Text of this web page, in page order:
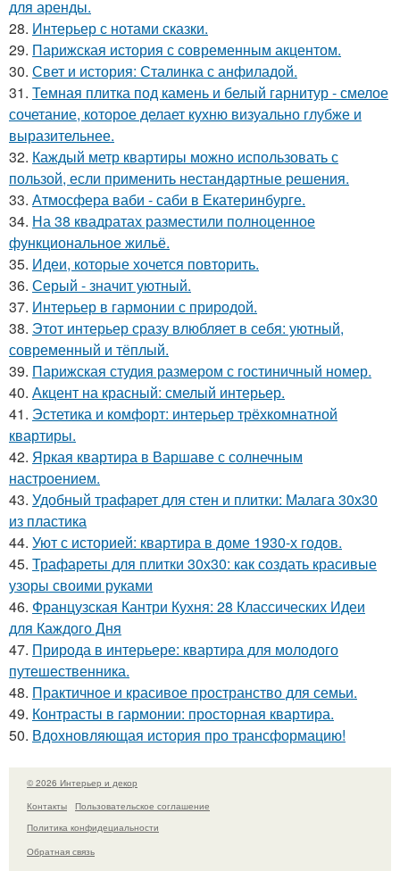
для аренды.
28. Интерьер с нотами сказки.
29. Парижская история с современным акцентом.
30. Свет и история: Сталинка с анфиладой.
31. Темная плитка под камень и белый гарнитур - смелое
сочетание, которое делает кухню визуально глубже и
выразительнее.
32. Каждый метр квартиры можно использовать с
пользой, если применить нестандартные решения.
33. Атмосфера ваби - саби в Екатеринбурге.
34. На 38 квадратах разместили полноценное
функциональное жильё.
35. Идеи, которые хочется повторить.
36. Серый - значит уютный.
37. Интерьер в гармонии с природой.
38. Этот интерьер сразу влюбляет в себя: уютный,
современный и тёплый.
39. Парижская студия размером с гостиничный номер.
40. Акцент на красный: смелый интерьер.
41. Эстетика и комфорт: интерьер трёхкомнатной
квартиры.
42. Яркая квартира в Варшаве с солнечным
настроением.
43. Удобный трафарет для стен и плитки: Малага 30х30
из пластика
44. Уют с историей: квартира в доме 1930-х годов.
45. Трафареты для плитки 30х30: как создать красивые
узоры своими руками
46. Французская Кантри Кухня: 28 Классических Идеи
для Каждого Дня
47. Природа в интерьере: квартира для молодого
путешественника.
48. Практичное и красивое пространство для семьи.
49. Контрасты в гармонии: просторная квартира.
50. Вдохновляющая история про трансформацию!
© 2026 Интерьер и декор
Контакты
Пользовательское соглашение
Политика конфидециальности
Обратная связь